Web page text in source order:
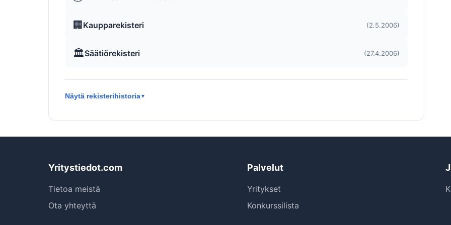
🏢 Kaupparekisteri (2.5.2006)
🏛️Säätiörekisteri (27.4.2006)
Näytä rekisterihistoria▼
Yritystiedot.com
Tietoa meistä
Ota yhteyttä
Palvelut
Yritykset
Konkurssilista